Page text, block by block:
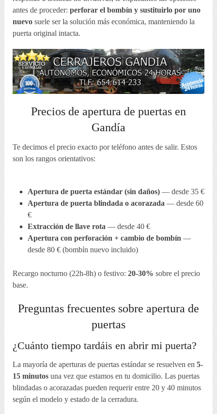
antes de proceder:perforar el bombín y sustituirlo por uno
nuevo suele ser la solución más económica, manteniendo la
puerta original intacta.
Precios de apertura de puertas en
Gandía
Te decimos el precio exacto por teléfono antes de salir. Estos
son los rangos orientativos:
Apertura de puerta estándar (sin daños)— desde 35 €
Apertura de puerta blindada o acorazada — desde 60
€
Extracción de llave rota — desde 40 €
Apertura con perforación + cambio de bombín —
desde 80 € (bombín nuevo incluido)
Recargo nocturno (22h-8h) o festivo:20-30% sobre el precio
base.
Preguntas frecuentes sobre apertura de
puertas
¿Cuánto tiempo tardáis en abrir mi puerta?
La mayoría de aperturas de puertas estándar se resuelven en5-
15 minutos una vez que estamos en tu domicilio. Las puertas
blindadas o acorazadas pueden requerir entre 20 y 40 minutos
según el modelo y estado de la cerradura.